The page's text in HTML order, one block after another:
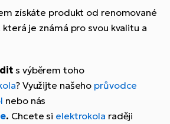
získáte produkt od renomované
která je známá pro svou kvalitu a
s výběrem toho
? Využijte našeho průvodce
nebo nás
. Chcete si elektrokola raději